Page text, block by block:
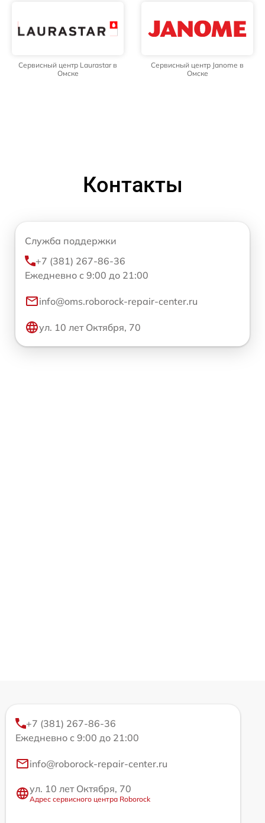
Сервисный центр Laurastar в
Омске
Сервисный центр Janome в
Омске
Контакты
Служба поддержки
+7 (381) 267-86-36
Ежедневно с 9:00 до 21:00
info@oms.roborock-repair-center.ru
ул. 10 лет Октября, 70
+7 (381) 267-86-36
Ежедневно с 9:00 до 21:00
info@roborock-repair-center.ru
ул. 10 лет Октября, 70
Адрес сервисного центра Roborock